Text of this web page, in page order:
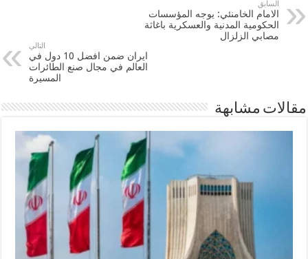
السابق
الامام الخامنئي: يوجه المؤسسات
الحكومية المدنية والعسكرية باغاثة
مصابي الزلزال
التالي
ايران ضمن افضل 10 دول في
العالم في مجال صنع الطائرات
المسيرة
مقالات مشابهة